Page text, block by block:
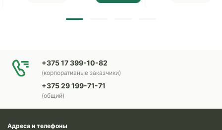
+375 17 399-10-82
(корпоративные заказчики)
+375 29 199-71-71
(общий)
Адреса и телефоны